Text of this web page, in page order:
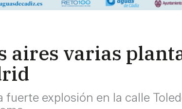
aires varias
explosión en la calle